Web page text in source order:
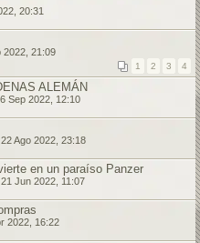
20:31
2022, 21:09
1 2 3 4
ALEMÁN
Sep 2022, 12:10
22 Ago 2022, 23:18
en un paraíso Panzer
21 Jun 2022, 11:07
2022, 16:22